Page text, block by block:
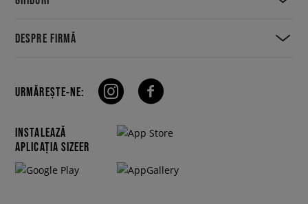
DESPRE FIRMĂ
URMĂREȘTE-NE:
INSTALEAZĂ
APLICAȚIA SIZEER